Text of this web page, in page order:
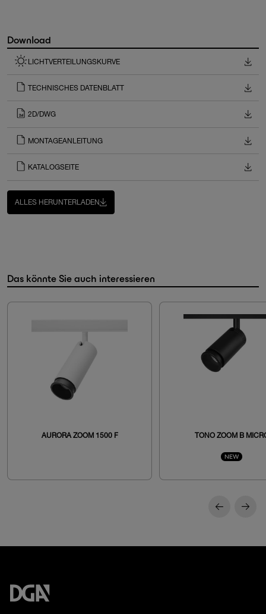
Download
LICHTVERTEILUNGSKURVE
TECHNISCHES DATENBLATT
2D/DWG
MONTAGEANLEITUNG
KATALOGSEITE
ALLES HERUNTERLADEN
Das könnte Sie auch interessieren
AURORA ZOOM 1500 F TONO ZOOM B
NEW